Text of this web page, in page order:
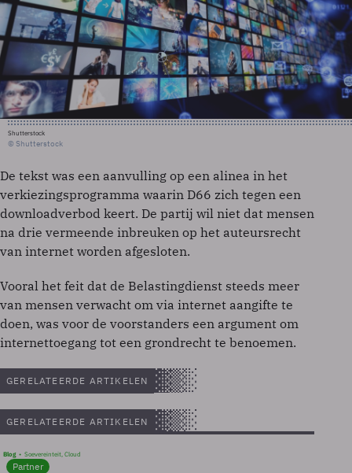
Shutterstock
© Shutterstock
De tekst was een aanvulling op een alinea in het
verkiezingsprogramma waarin D66 zich tegen een
downloadverbod keert. De partij wil niet dat mensen
na drie vermeende inbreuken op het auteursrecht
van internet worden afgesloten.
Vooral het feit dat de Belastingdienst steeds meer
van mensen verwacht om via internet aangifte te
doen, was voor de voorstanders een argument om
internettoegang tot een grondrecht te benoemen.
GERELATEERDE ARTIKELEN
GERELATEERDE ARTIKELEN
Blog Soevereinteit, Cloud
Partner